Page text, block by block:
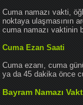
Cuma namazı vakti,
noktaya ulaşmasının
cuma namazı vaktinin
Cuma Ezan Saati
Cuma ezanı, cuma
ya da 45 dakika önce
Bayram Namazı